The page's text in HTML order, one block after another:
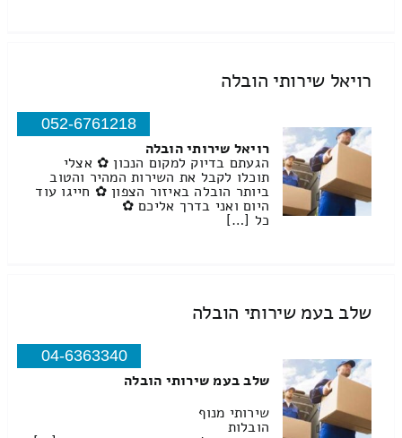
רויאל שירותי הובלה
052-6761218
רויאל שירותי הובלה
הגעתם בדיוק למקום הנכון ✿ אצלי
תוכלו לקבל את השירות המהיר והטוב
ביותר הובלה באיזור הצפון ✿ חייגו עוד
היום ואני בדרך אליכם ✿
כל […]
שלב בעמ שירותי הובלה
04-6363340
שלב בעמ שירותי הובלה
שירותי מנוף
הובלות